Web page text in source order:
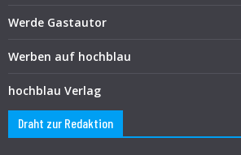
Werde Gastautor
Werben auf hochblau
hochblau Verlag
Draht zur Redaktion